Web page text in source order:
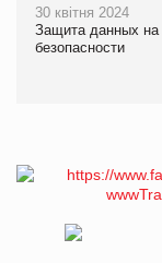
30 квітня 2024
Защита данных
безопасности